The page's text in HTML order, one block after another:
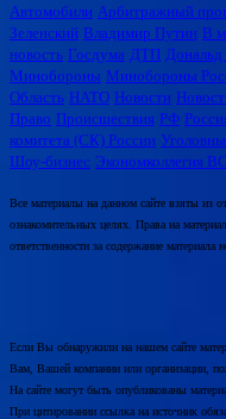
Автомобили Арбитражный
Зеленский Владимир Путин В
новость Госдума ДТП Дональд
Минобороны Минобороны
Область НАТО Новости
Право Происшествия РФ
комитета (СК) России
Шоу-бизнес Экономколлегия ВС
Все материалы на данном сайте взяты из
ознакомительных целях. Права на
ответственности за содержание материала
Если Вы обнаружили на нашем сайте
Вам, Вашей компании или организации,
На сайте могут быть опубликованы
При цитировании ссылка на источник